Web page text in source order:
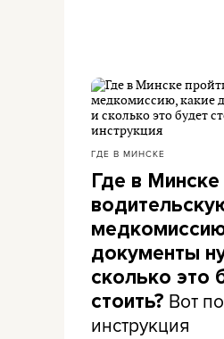
ГДЕ В МИНСКЕ
Где в Минске
документы
сколько это
стоить? Вот
инструкция